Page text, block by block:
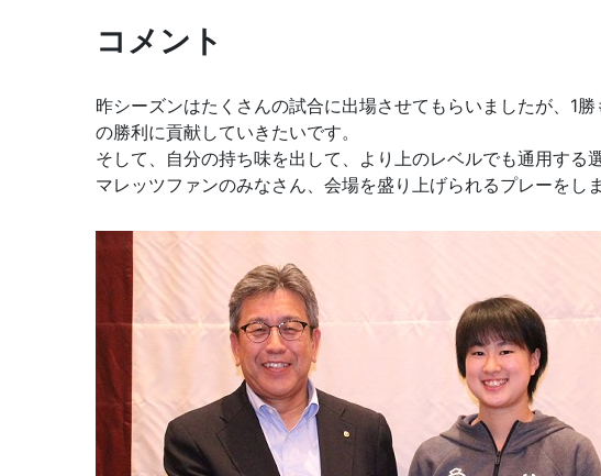
コメント
昨シーズンはたくさんの試合に出場させてもらいましたが、1
の勝利に貢献していきたいです。
そして、自分の持ち味を出して、より上のレベルでも通用する
マレッツファンのみなさん、会場を盛り上げられるプレーをし